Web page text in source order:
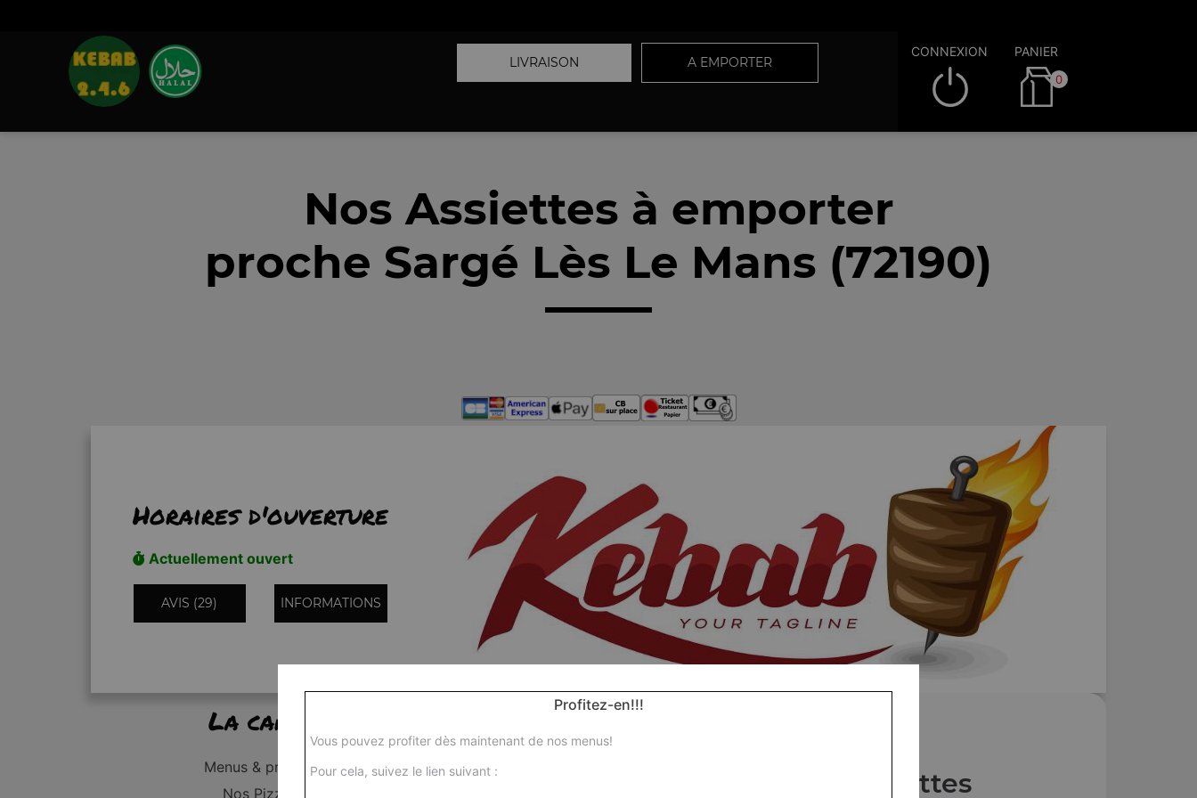
LIVRAISON A EMPORTER
CONNEXION PANIER
0
Nos Assiettes à emporter
proche Sargé Lès Le Mans (72190)
Horaires d'ouverture
Actuellement ouvert
AVIS (29) INFORMATIONS
La carte
Menus & promos
Nos Pizzas
Nos Assiettes
Profitez-en!!!
Vous pouvez profiter dès maintenant de nos menus!
Pour cela, suivez le lien suivant :